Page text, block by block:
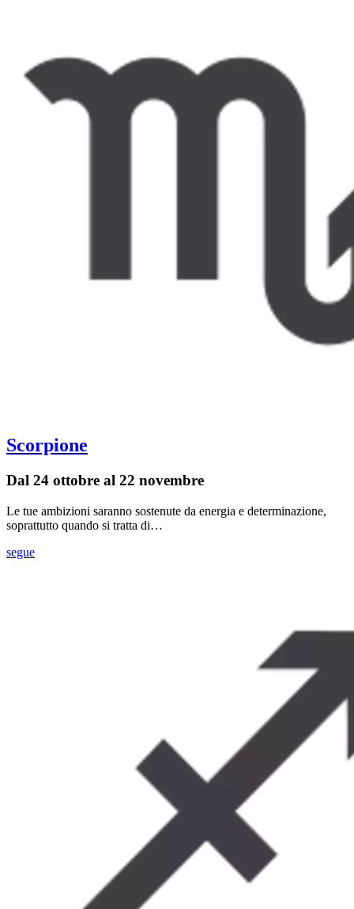
Scorpione
Dal 24 ottobre al 22 novembre
Le tue ambizioni saranno sostenute da energia e determinazione,
soprattutto quando si tratta di…
segue